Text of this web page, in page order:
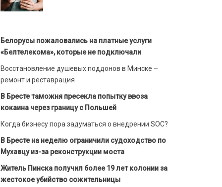
Белорусы пожаловались на платные услуги
«Белтелекома», которые не подключали
Восстановление душевых поддонов в Минске –
ремонт и реставрация
В Бресте таможня пресекла попытку ввоза
кокаина через границу с Польшей
Когда бизнесу пора задуматься о внедрении SOC?
В Бресте на неделю ограничили судоходство по
Мухавцу из-за реконструкции моста
Житель Пинска получил более 19 лет колонии за
жестокое убийство сожительницы